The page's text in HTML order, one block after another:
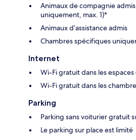
Animaux de compagnie
uniquement, max. 1)*
Animaux d’assistance admis
Chambres spécifiques
Internet
Wi-Fi gratuit dans les
Wi-Fi gratuit dans les
Parking
Parking sans voiturier gratuit
Le parking sur place est limité